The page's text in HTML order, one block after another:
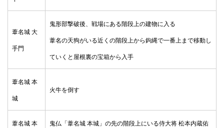
葦名城 大
手門
鬼形部撃破後、戦場にある階段上の建物に入る
葦名の天狗がいる近くの階段上から鉤縄で一番上まで移動し
ていくと屋根裏の宝箱から入手
葦名城 本
城
火牛を倒す
葦名城 本 鬼仏「葦名城 本城」の先の階段上にいる侍大将 松本内蔵佑